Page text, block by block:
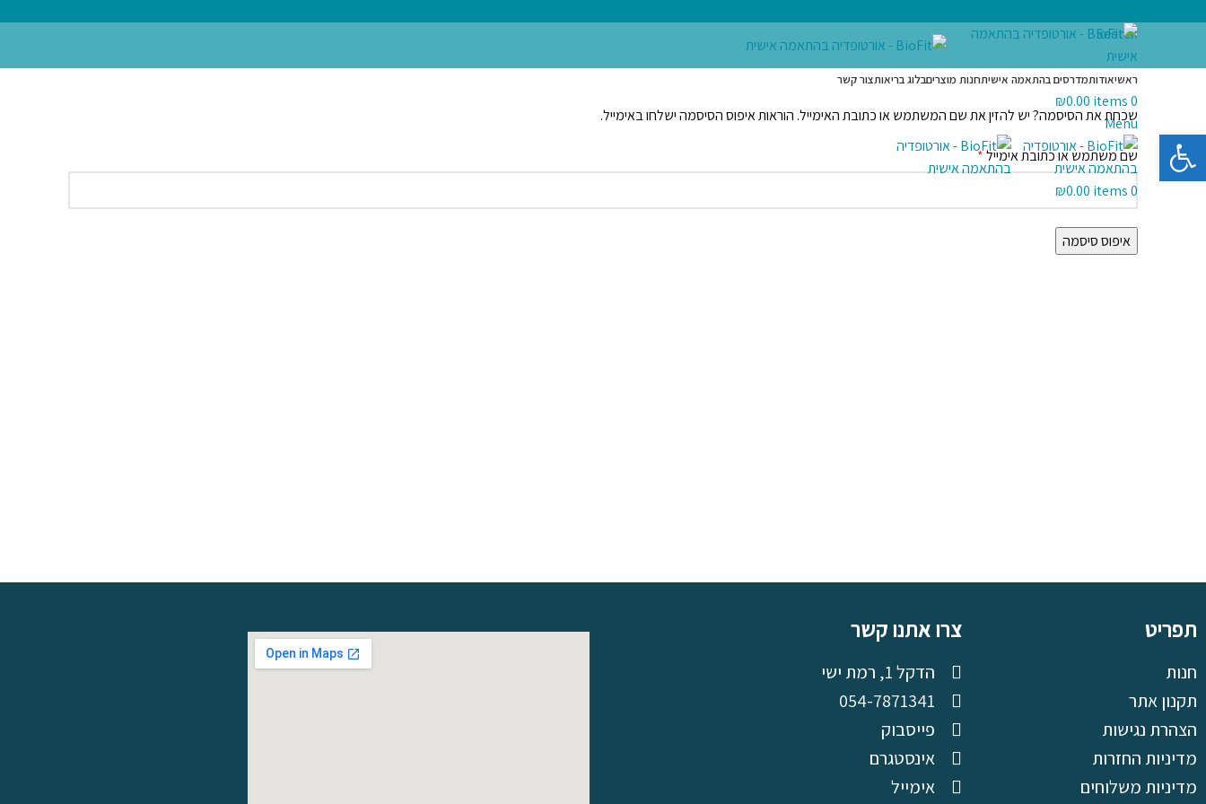
Search
ראשיאודותמדרסים בהתאמה אישיתחנות מוצריםבלוג בריאותצור קשר
0
items
₪0.00
Menu
0
items
₪0.00
שכחת את הסיסמה? יש להזין את שם המשתמש או כתובת האימייל. הוראות איפוס הסיסמה ישלחו באימייל.
שם משתמש או כתובת אימייל*
איפוס סיסמה
תפריט
חנות
תקנון אתר
הצהרת נגישות
מדיניות החזרות
מדיניות משלוחים
צרו אתנו קשר
הדקל 1, רמת ישי
054-7871341
פייסבוק
אינסטגרם
אימייל
פתח סרגל נגישות